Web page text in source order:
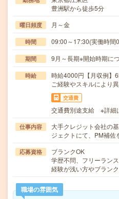
豊洲駅から徒歩5分
曜日頻度 月～金
時間 09:00～17:30(実働時間
期間 9月～長期※開始時期に
時給
時給4000円【月収例】
ご経験やスキルにより
交通費
交通費別途支給 ※詳細
仕事内容
大手クレジット会社の
ジェクトにて、PM補
応募資格
ブランクOK
学歴不問、フリーラン
経験が浅い方やブラン
職場の雰囲気